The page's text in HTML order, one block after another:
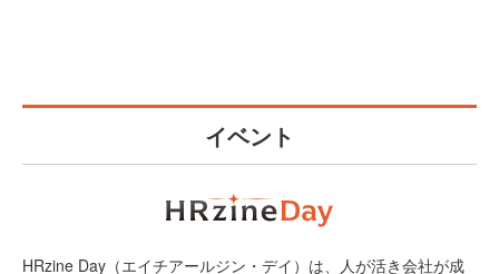
イベント
HRzine Day（エイチアールジン・デイ）は、人が活き会社が成